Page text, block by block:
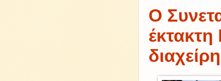
Ο
έκτακτη